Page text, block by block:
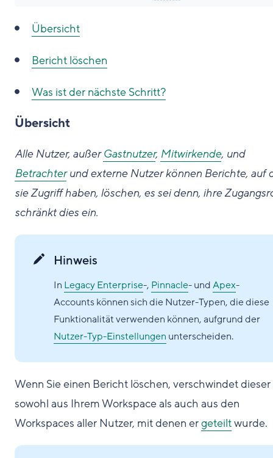
Übersicht
Bericht löschen
Was ist der nächste Schritt?
Übersicht
Alle Nutzer, außerGastnutzer, Mitwirkende, und
Betrachterund externe Nutzer können Berichte, auf
sie Zugriff haben, löschen, es sei denn, ihre
schränkt dies ein.
Hinweis
In Legacy Enterprise-, Pinnacle- undApex-
Accounts können sich die Nutzer-Typen, die diese
Funktionalität verwenden können, aufgrund der
Nutzer-Typ-Einstellungen unterscheiden.
Wenn Sie einen Bericht löschen, verschwindet dieser
sowohl aus Ihrem Workspace als auch aus den
Workspaces aller Nutzer, mit denen ergeteiltwurde.